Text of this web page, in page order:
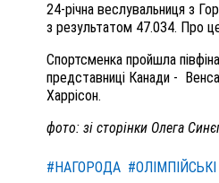
24-річна веслувальниця з
з результатом 47.034. Про
Спортсменка пройшла
представниці Канади -
Харрісон.
фото: зі сторінки Олега
#НАГОРОДА #ОЛІМПІЙСЬКІ